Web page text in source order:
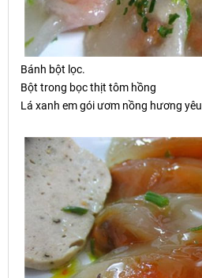
Bánh bột l ọc.
Bột trong bọc thịt tôm hồng
Lá xanh em gói ươm nồng hương yêu